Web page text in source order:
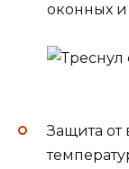
оконных
Защита